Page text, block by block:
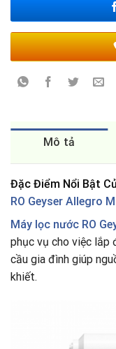
Mô tả
Đặc Điểm Nổi Bật
RO Geyser Allegro M
Máy lọc nước RO
phục vụ cho việc lắp
cầu gia đình giúp
khiết.